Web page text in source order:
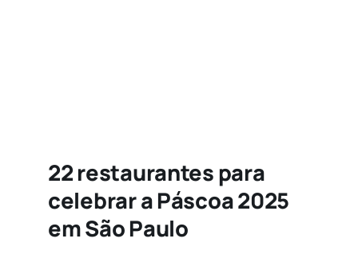
22 restaurantes para
celebrar a Páscoa 2025
em São Paulo